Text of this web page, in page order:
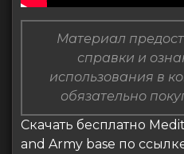
Материал
справки и
использования в
обязательно
Скачать бесплатно
and Army base по